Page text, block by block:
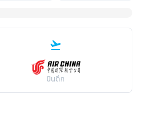
flight_takeoff
บินดึก